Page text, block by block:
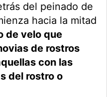
del peinado de
hacia la mitad
de velo que
de rostros
con las
del rostro o